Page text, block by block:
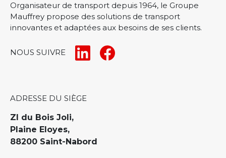
Organisateur de transport depuis 1964, le Groupe
Mauffrey propose des solutions de transport
innovantes et adaptées aux besoins de ses clients.
NOUS SUIVRE
ADRESSE DU SIÈGE
ZI du Bois Joli,
Plaine Eloyes,
88200 Saint-Nabord